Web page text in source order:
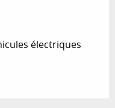
électriques